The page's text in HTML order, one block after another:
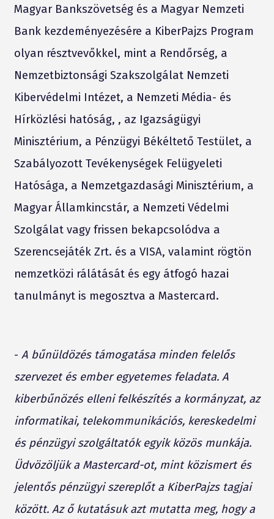
Magyar Bankszövetség és a Magyar Nemzeti
Bank kezdeményezésére a KiberPajzs Program
olyan résztvevőkkel, mint a Rendőrség, a
Nemzetbiztonsági Szakszolgálat Nemzeti
Kibervédelmi Intézet, a Nemzeti Média- és
Hírközlési hatóság, , az Igazságügyi
Minisztérium, a Pénzügyi Békéltető Testület, a
Szabályozott Tevékenységek Felügyeleti
Hatósága, a Nemzetgazdasági Minisztérium, a
Magyar Államkincstár, a Nemzeti Védelmi
Szolgálat vagy frissen bekapcsolódva a
Szerencsejáték Zrt. és a VISA, valamint rögtön
nemzetközi rálátását és egy átfogó hazai
tanulmányt is megosztva a Mastercard.
- A bűnüldözés támogatása minden felelős
szervezet és ember egyetemes feladata. A
kiberbűnözés elleni felkészítés a kormányzat, az
informatikai, telekommunikációs, kereskedelmi
és pénzügyi szolgáltatók egyik közös munkája.
Üdvözöljük a Mastercard-ot, mint közismert és
jelentős pénzügyi szereplőt a KiberPajzs tagjai
között. Az ő kutatásuk azt mutatta meg, hogy a